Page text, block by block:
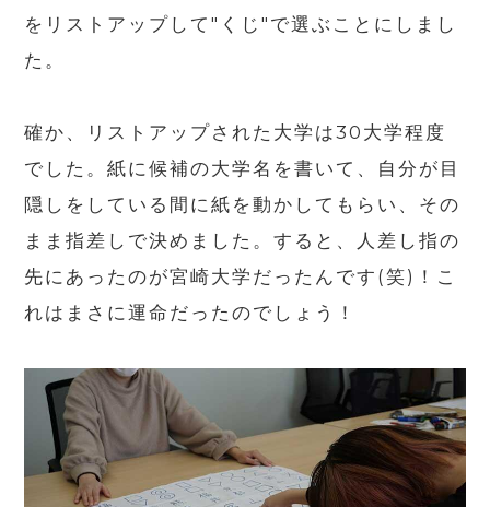
をリストアップして"くじ"で選ぶことにしまし
た。
確か、リストアップされた大学は30 大学程度
でした。紙に候補の大学名を書いて、自分が目
隠しをしている間に紙を動かしてもらい、その
まま指差しで決めました。すると、人差し指の
先にあったのが宮崎大学だったんです (笑) ！こ
れはまさに運命だったのでしょう！